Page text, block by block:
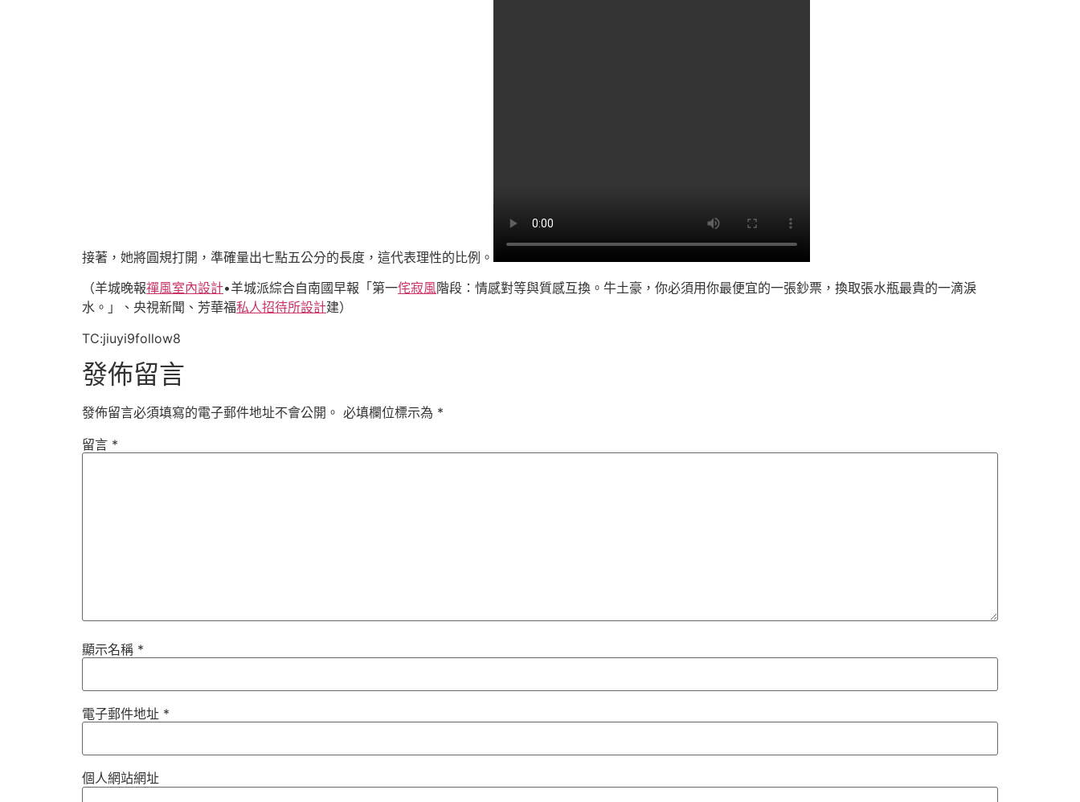
接著，她將圓規打開，準確量出七點五公分的長度，這代表理性的比例。
（羊城晚報禪風室內設計•羊城派綜合自南國早報「第一侘寂風階段：情感對等與質感互換。牛土豪，你必須用你最便宜的一張鈔票，換取張水瓶最貴的一滴淚
水。」、央視新聞、芳華福私人招待所設計建）
TC:jiuyi9follow8
發佈留言
發佈留言必須填寫的電子郵件地址不會公開。 必填欄位標示為 *
留言 *
顯示名稱 *
電子郵件地址 *
個人網站網址